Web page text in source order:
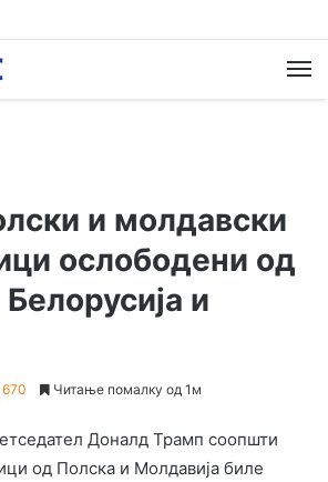
и молдавски
ослободени од
и
670 Читање помалку од 1м
Доналд Трамп соопшти
од Полска и Молдавија биле